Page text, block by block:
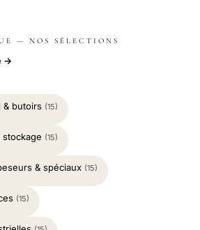
— NOS SÉLECTIONS
→
& butoirs (15)
stockage (15)
& spéciaux (15)
(15)